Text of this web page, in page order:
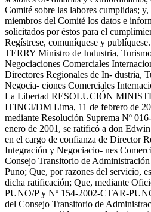
Comité sobre las labores cumplidas;
miembros del Comité los datos e
solicitados por éstos para el
Regístrese, comuníquese y
TERRY Ministro de Industria,
Negociaciones Comerciales
Directores Regionales de In- dustria,
Negocia- ciones Comerciales
La Libertad RESOLUCIÓN
ITINCI/DM Lima, 11 de febrero de
mediante Resolución Suprema Nº
enero de 2001, se ratificó a don
en el cargo de confianza de Director
Integración y Negociacio- nes
Consejo Transitorio de
Puno; Que, por razones del servicio,
dicha ratificación; Que, mediante
PUNO/P y Nº 154-2002-CTAR-
del Consejo Transitorio de